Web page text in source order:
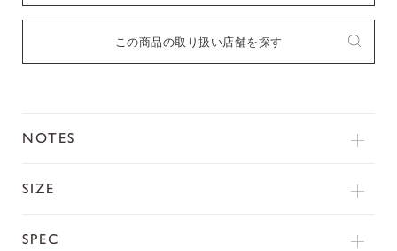
この商品の取り扱い店舗を探す
NOTES
SIZE
SPEC